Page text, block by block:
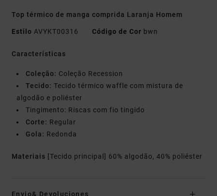
Top térmico de manga comprida Laranja Homem
Estilo AVYKT00316 Código de Cor bwn
Características
Coleção: Coleção Recession
Tecido: Tecido térmico waffle com mistura de
algodão e poliéster
Tingimento: Riscas com fio tingido
Corte: Regular
Gola: Redonda
Materiais [Tecido principal] 60% algodão, 40% poliéster
Envio& Devoluciones